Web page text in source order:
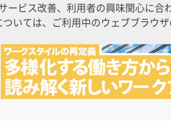
ービス改善、利用者の興味関心に
いては、ご利用中のウェブブラウ